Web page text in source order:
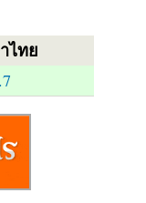
ไทย